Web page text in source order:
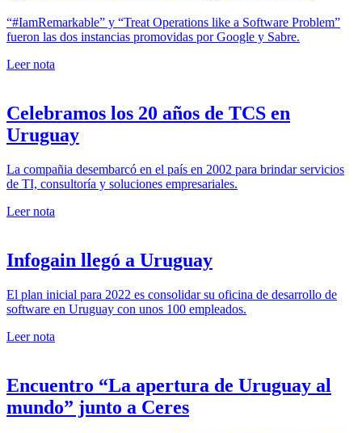
“#IamRemarkable” y “Treat Operations like a Software Problem”
fueron las dos instancias promovidas por Google y Sabre.
Leer nota
Celebramos los 20 años de TCS en
Uruguay
La compañia desembarcó en el país en 2002 para brindar servicios
de TI, consultoría y soluciones empresariales.
Leer nota
Infogain llegó a Uruguay
El plan inicial para 2022 es consolidar su oficina de desarrollo de
software en Uruguay con unos 100 empleados.
Leer nota
Encuentro “La apertura de Uruguay al
mundo” junto a Ceres